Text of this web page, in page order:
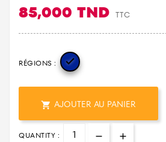
85,000 TND TTC
RÉGIONS : 
 AJOUTER AU PANIER
QUANTITY :